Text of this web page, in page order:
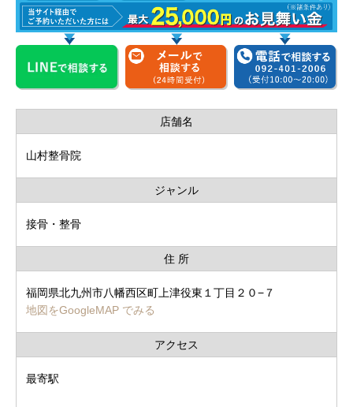
店舗名
山村整骨院
ジャンル
接骨・整骨
住 所
福岡県北九州市八幡西区町上津役東１丁目２０−７
地図をGoogleMAP でみる
アクセス
最寄駅